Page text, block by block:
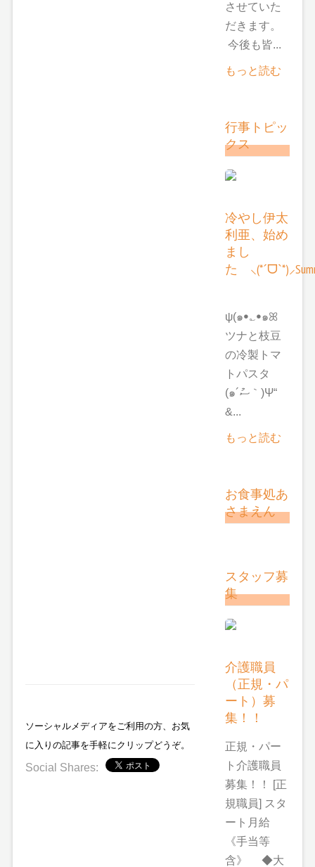
ソーシャルメディアをご利用の方、お気
に入りの記事を手軽にクリップどうぞ。
Social Shares:
させていた
だきます。
今後も皆...
もっと読む
行事トピッ
クス
冷やし伊太
利亜、始め
まし
た
ψ(๑ꔷ؎ꔷ๑ꕤ
ツナと枝豆
の冷製トマ
トパスタ
(๑´ސު｀)Ψ“
&...
もっと読む
お食事処あ
さまえん
スタッフ募
集
介護職員
（正規・パ
ート）募
集！！
正規・パー
ト介護職員
募集！！ [正
規職員] スタ
ート月給
《手当等
含》 ◆大